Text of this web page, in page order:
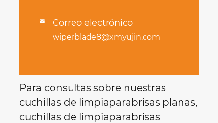
 Correo electrónico
wiperblade8@xmyujin.com
Para consultas sobre nuestras
cuchillas de limpiaparabrisas planas,
cuchillas de limpiaparabrisas